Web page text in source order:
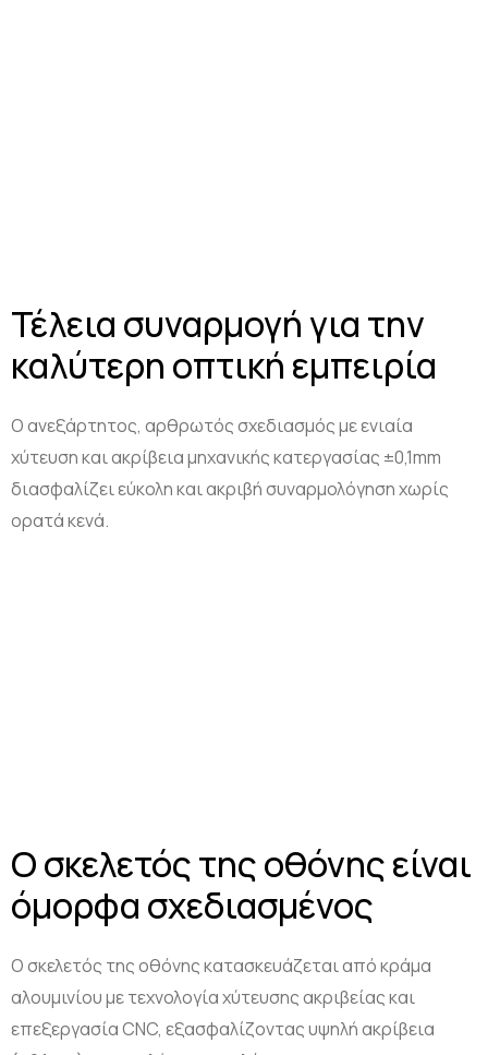
Τέλεια συναρμογή για την
καλύτερη οπτική εμπειρία
Ο ανεξάρτητος, αρθρωτός σχεδιασμός με ενιαία
χύτευση και ακρίβεια μηχανικής κατεργασίας ±0,1mm
διασφαλίζει εύκολη και ακριβή συναρμολόγηση χωρίς
ορατά κενά.
Ο σκελετός της οθόνης είναι
όμορφα σχεδιασμένος
Ο σκελετός της οθόνης κατασκευάζεται από κράμα
αλουμινίου με τεχνολογία χύτευσης ακριβείας και
επεξεργασία CNC, εξασφαλίζοντας υψηλή ακρίβεια